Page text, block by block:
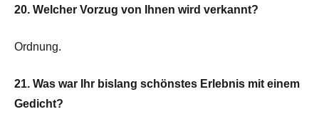
20. Welcher Vorzug von Ihnen wird verkannt?
Ordnung.
21. Was war Ihr bislang schönstes Erlebnis mit einem
Gedicht?